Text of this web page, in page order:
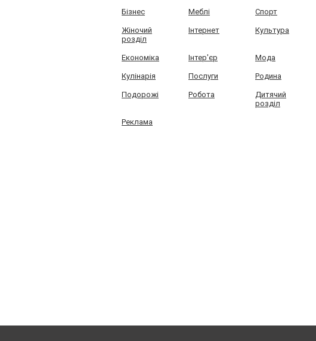
Бізнес Меблі Спорт
Жіночий
розділ
Інтернет Культура
Економіка Інтер'єр Мода
Кулінарія Послуги Родина
Подорожі Робота
Дитячий
розділ
Реклама